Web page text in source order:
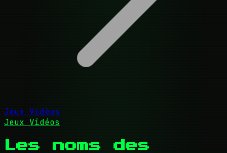
Jeux Vidéos
Jeux Vidéos
Les noms des